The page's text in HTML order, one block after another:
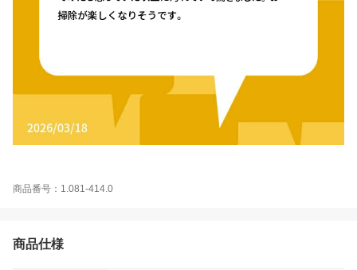
商品番号：1.081-414.0
商品仕様